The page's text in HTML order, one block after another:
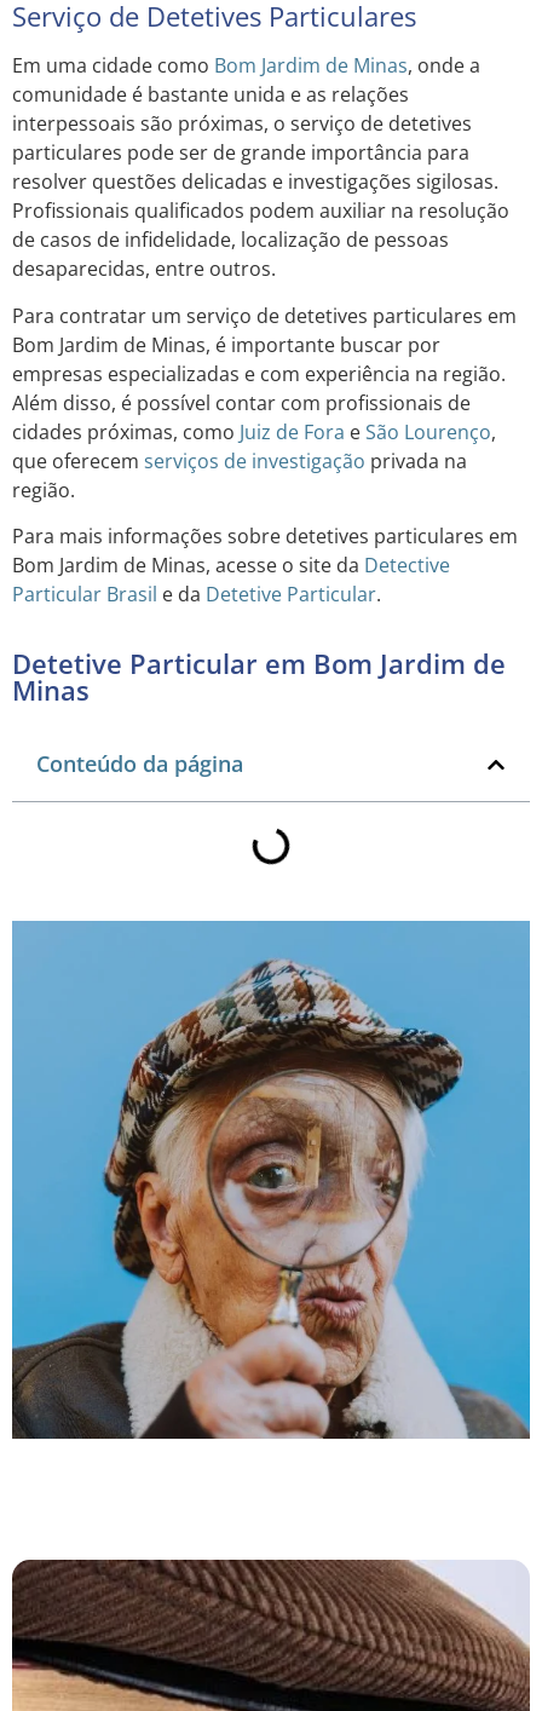
Serviço de Detetives Particulares
Em uma cidade como Bom Jardim de Minas, onde a
comunidade é bastante unida e as relações
interpessoais são próximas, o serviço de detetives
particulares pode ser de grande importância para
resolver questões delicadas e investigações sigilosas.
Profissionais qualificados podem auxiliar na resolução
de casos de infidelidade, localização de pessoas
desaparecidas, entre outros.
Para contratar um serviço de detetives particulares em
Bom Jardim de Minas, é importante buscar por
empresas especializadas e com experiência na região.
Além disso, é possível contar com profissionais de
cidades próximas, como Juiz de Fora eSão Lourenço,
que oferecem serviços de investigação privada na
região.
Para mais informações sobre detetives particulares em
Bom Jardim de Minas, acesse o site da Detective
Particular Brasil e da Detetive Particular.
Detetive Particular em Bom Jardim de
Minas
Conteúdo da página